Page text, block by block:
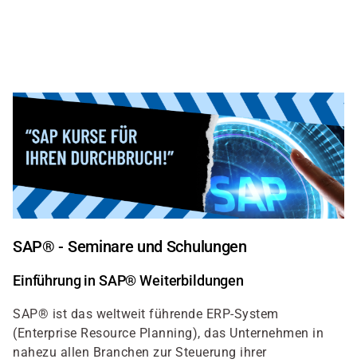
SAP® - Seminare und Schulungen
Einführung in SAP® Weiterbildungen
SAP® ist das weltweit führende ERP-System
(Enterprise Resource Planning), das Unternehmen in
nahezu allen Branchen zur Steuerung ihrer